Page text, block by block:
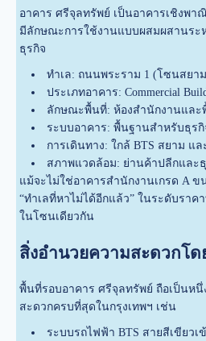
อาคาร ศรีจุลทรัพย์ เป็นอาคารเชิงพ
มีลักษณะการใช้งานแบบผสมผสานระ
ธุรกิจ
ทำเล: ถนนพระราม 1 (โซนสยา
ประเภทอาคาร: Commercial
ลักษณะพื้นที่: ห้องสำนักงานและ
ระบบอาคาร: พื้นฐานสำหรับธุรกิ
การเดินทาง: ใกล้ BTS สยาม แล
สภาพแวดล้อม: ย่านค้าปลีกและ
แม้จะไม่ใช่อาคารสำนักงานเกรด A
“ทำเลที่หาไม่ได้อีกแล้ว” ในระดับราค
ในโซนเดียวกัน
สิ่งอำนวยความสะดวกโด
พื้นที่รอบอาคาร ศรีจุลทรัพย์ ถือเป็นห
สะดวกครบที่สุดในกรุงเทพฯ เช่น
ระบบรถไฟฟ้า BTS สายสีเขียวเ